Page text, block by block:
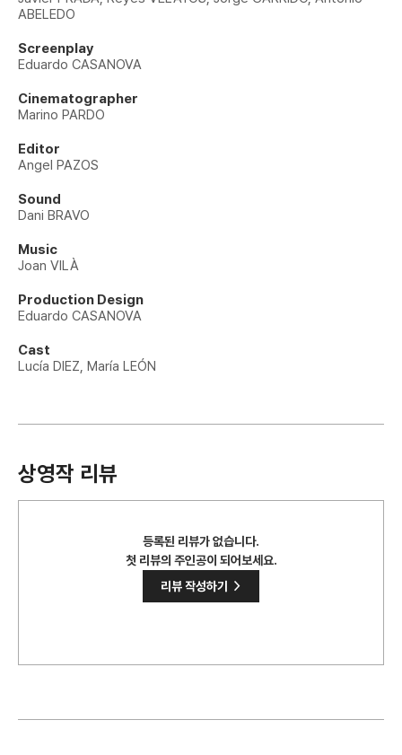
ABELEDO
Screenplay
Eduardo CASANOVA
Cinematographer
Marino PARDO
Editor
Angel PAZOS
Sound
Dani BRAVO
Music
Joan VILÀ
Production Design
Eduardo CASANOVA
Cast
Lucía DIEZ, María LEÓN
상영작 리뷰
등록된 리뷰가 없습니다.
첫 리뷰의 주인공이 되어보세요.
리뷰 작성하기
>